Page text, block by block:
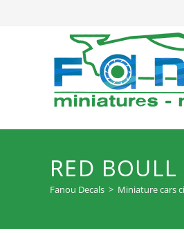
RED
Fanou Decals > Miniature cars